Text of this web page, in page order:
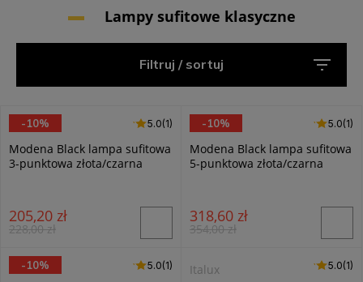
Lampy sufitowe klasyczne
Filtruj / sortuj
Alfa
Modena Black lampa sufitowa
3-punktowa złota/czarna
5.0 (1)
5.0(1)
205,20 zł
228,00 zł
-10%
Alfa
Modena Black lampa sufitowa
5-punktowa złota/czarna
5.0 (1)
5.0(1)
318,60 zł
354,00 zł
-10%
Alfa
5.0 (1)
5.0(1)
-10%
Italux
5.0 (1)
5.0(1)